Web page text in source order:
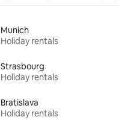
Munich
Holiday rentals
Strasbourg
Holiday rentals
Bratislava
Holiday rentals